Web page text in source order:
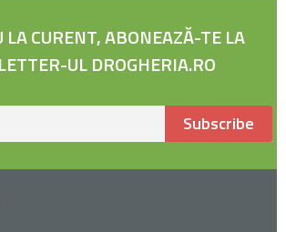
LA CURENT, ABONEAZĂ-TE LA
UL DROGHERIA.RO
Subscribe